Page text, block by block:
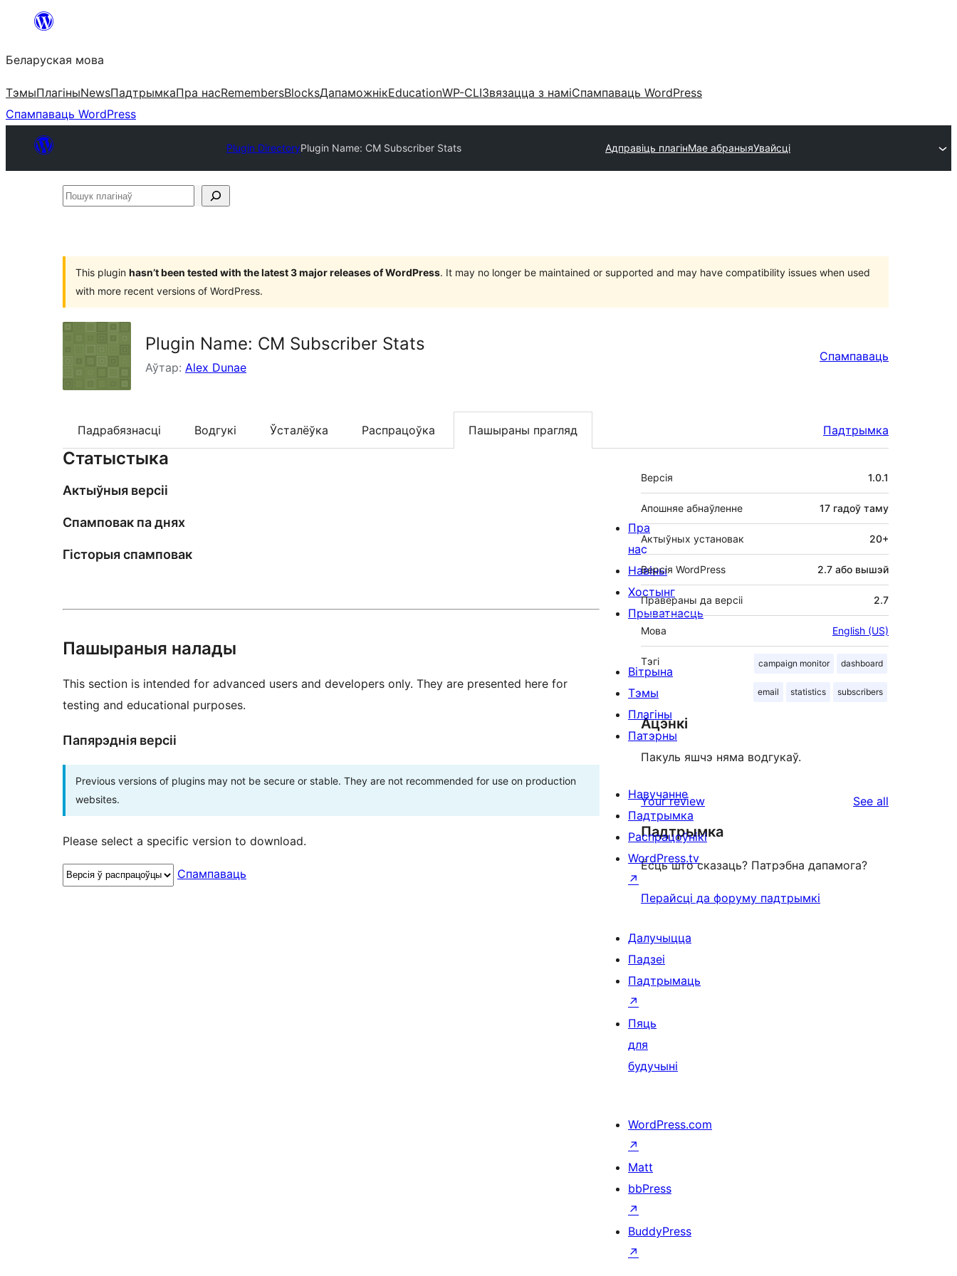
Перайсці
змесціва
Беларуская мова
ТэмыПлагіныNewsПадтрымкаПра насRemembersBlocksДапаможнікEducationWP-CLIЗвязацца з наміСпампаваць WordPress
Спампаваць WordPress
Plugin DirectoryPlugin Name: CM Subscriber Stats Адправіць плагінМае абраныяУвайсці
Пошук
This plugin hasn’t been tested with the latest 3 major releases of WordPress. It may no longer be maintained or supported and may have compatibility issues when used
with more recent versions of WordPress.
Plugin Name: CM Subscriber Stats
Аўтар: Alex Dunae
Спампаваць
Падрабязнасці Водгукі Ўсталёўка Распрацоўка Пашыраны прагляд Падтрымка
Статыстыка
Актыўныя версіі
Спамповак па днях
Гісторыя спамповак
Пашыраныя налады
This section is intended for advanced users and developers only. They are presented here for
testing and educational purposes.
Папярэднія версіі
Previous versions of plugins may not be secure or stable. They are not recommended for use on production
websites.
Please select a specific version to download.
Спампаваць
Мета
Версія 1.0.1
Апошняе абнаўленне 17 гадоў таму
Актыўных установак 20+
Версія WordPress 2.7 або вышэй
Правераны да версіі 2.7
Мова English (US)
Тэгі campaign monitor dashboard
email statistics subscribers
Ацэнкі
Пакуль яшчэ няма водгукаў.
Your review See all
Падтрымка
Ёсць што сказаць? Патрэбна дапамога?
Перайсці да форуму падтрымкі
Пра
нас
Навіны
Хостынг
Прыватнасць
Вітрына
Тэмы
Плагіны
Патэрны
Навучанне
Падтрымка
Распрацоўнікі
WordPress.tv
↗
Далучыцца
Падзеі
Падтрымаць
↗
Пяць
для
будучыні
WordPress.com
↗
Matt
bbPress
↗
BuddyPress
↗